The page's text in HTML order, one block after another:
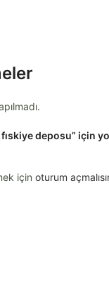
deposu” için
için oturum